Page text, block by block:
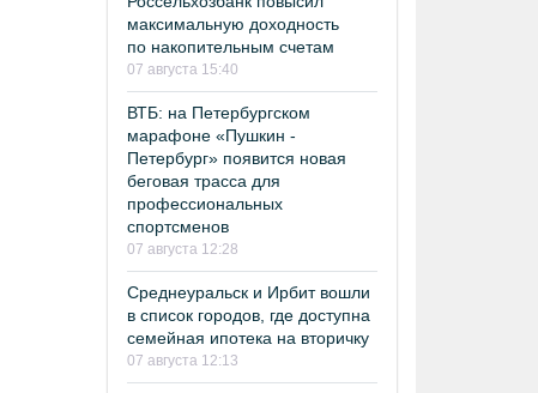
максимальную доходность
по накопительным счетам
07 августа 15:40
ВТБ: на Петербургском
марафоне «Пушкин -
Петербург» появится новая
беговая трасса для
профессиональных
спортсменов
07 августа 12:28
Среднеуральск и Ирбит вошли
в список городов, где доступна
семейная ипотека на вторичку
07 августа 12:13